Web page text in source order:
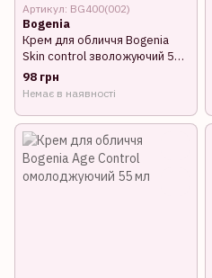
Артикул: BG400(002)
Bogenia
Крем для обличчя Bogenia
Skin control зволожуючий 55
мл BG400(002)
98 грн
Немає в наявності